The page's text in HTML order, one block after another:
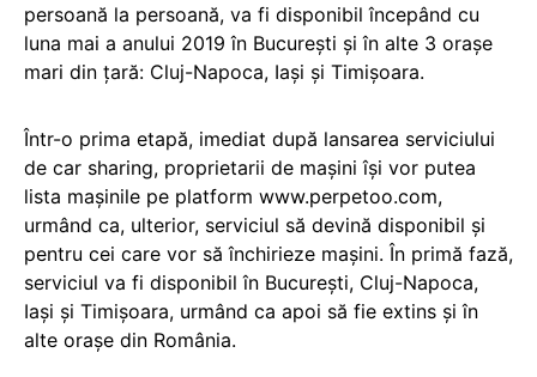
persoană la persoană, va fi disponibil începând cu
luna mai a anului 2019 în București și în alte 3 orașe
mari din țară: Cluj-Napoca, Iași și Timișoara.
Într-o prima etapă, imediat după lansarea serviciului
de car sharing, proprietarii de mașini își vor putea
lista mașinile pe platform www.perpetoo.com,
urmând ca, ulterior, serviciul să devină disponibil și
pentru cei care vor să închirieze mașini. În primă fază,
serviciul va fi disponibil în București, Cluj-Napoca,
Iași și Timișoara, urmând ca apoi să fie extins și în
alte orașe din România.